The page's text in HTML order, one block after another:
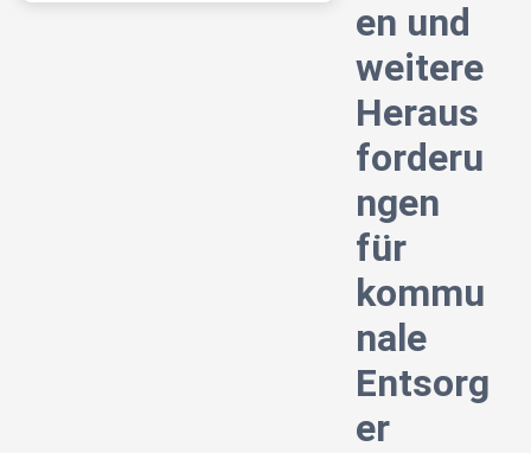
en und
weitere
Heraus
forderu
ngen
für
kommu
nale
Entsorg
er